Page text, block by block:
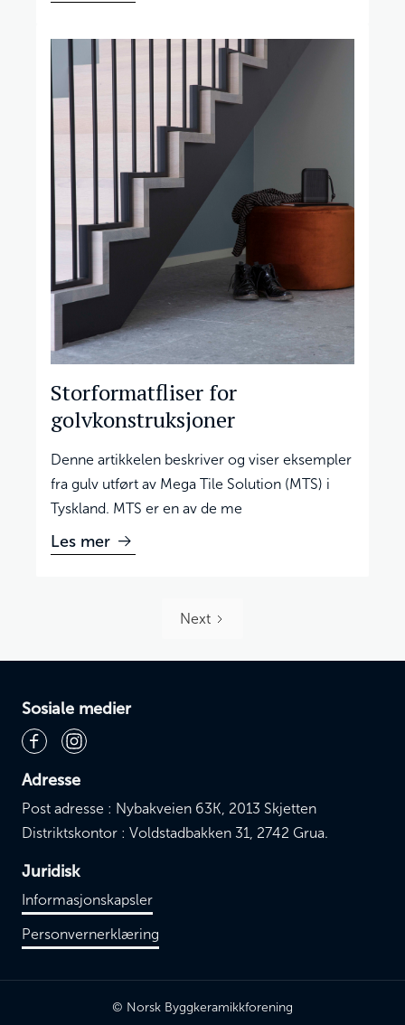
Storformatfliser for
golvkonstruksjoner
Denne artikkelen beskriver og viser eksempler
fra gulv utført av Mega Tile Solution (MTS) i
Tyskland. MTS er en av de me
Les mer
Next
Sosiale medier
Adresse
Post adresse : Nybakveien 63K, 2013 Skjetten
Distriktskontor : Voldstadbakken 31, 2742 Grua.
Juridisk
Informasjonskapsler
Personvernerklæring
© Norsk Byggkeramikkforening